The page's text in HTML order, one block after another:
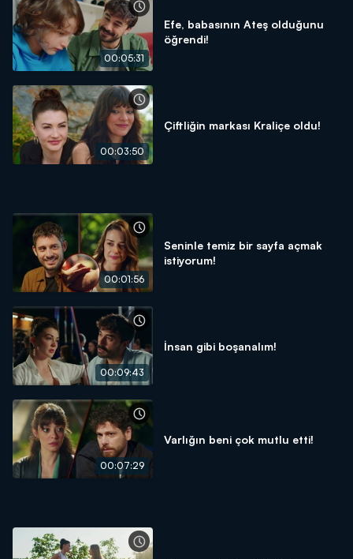
00:05:31
Efe, babasının Ateş olduğunu
öğrendi!
00:03:50
Çiftliğin markası Kraliçe oldu!
00:01:56
Seninle temiz bir sayfa açmak
istiyorum!
00:09:43
İnsan gibi boşanalım!
00:07:29
Varlığın beni çok mutlu etti!